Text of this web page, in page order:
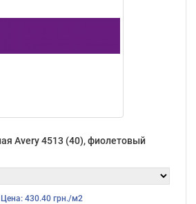
Avery 4513 (40), фиолетовый
Цена: 430.40 грн./м2